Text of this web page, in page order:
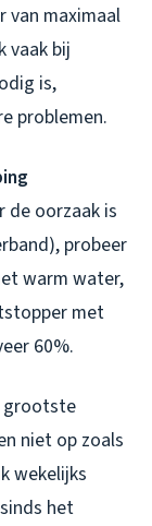
van maximaal
vaak bij
is,
problemen.
oorzaak is
probeer
warm water,
met
60%.
grootste
niet op zoals
wekelijks
het